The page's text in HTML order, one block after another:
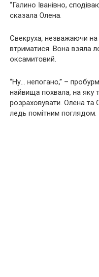
“Галино Іванівно,
сказала Олена.
Свекруха, незважаючи
втриматися. Вона взяла
оксамитовий.
“Ну… непогано,” –
найвища похвала, на яку
розраховувати. Олена та
ледь помітним поглядом.